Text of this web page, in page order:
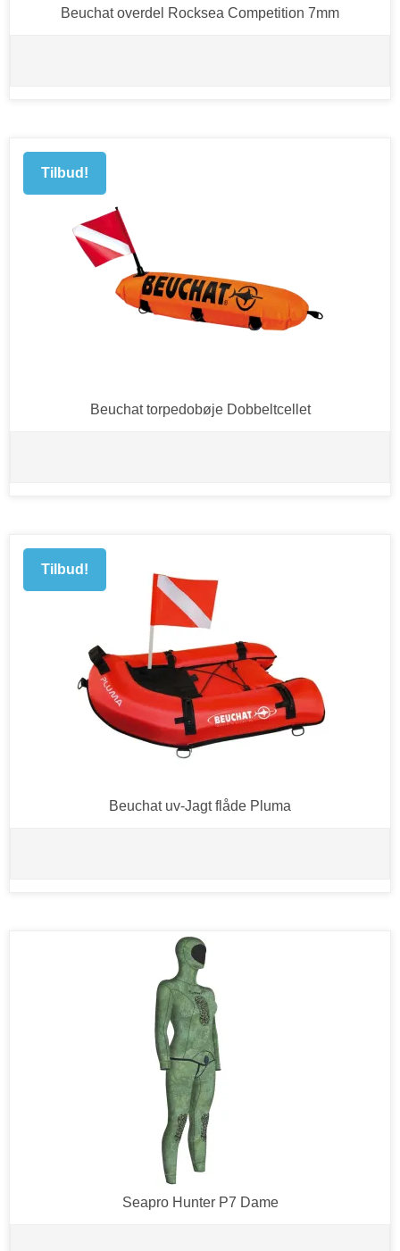
Beuchat overdel Rocksea Competition 7mm
Tilbud!
Beuchat torpedobøje Dobbeltcellet
Tilbud!
Beuchat uv-Jagt flåde Pluma
Seapro Hunter P7 Dame